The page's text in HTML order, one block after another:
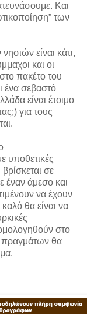
Και
των
είναι κάτι,
και οι
πακέτο του
ένα σεβαστό
είναι έτοιμο
για τους
υποθετικές
σε
έναν άμεσο και
να έχουν
θα είναι να
στο
πραγμάτων θα